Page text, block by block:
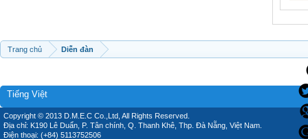
Trang chủ Diễn đàn
Tiếng Việt
Copyright © 2013 D.M.E.C Co.,Ltd, All Rights Reserved.
Địa chỉ: K190 Lê Duẩn, P. Tân chính, Q. Thanh Khê, Thp. Đà Nẵng, Việt Nam.
Điện thoại: (+84) 5113752506